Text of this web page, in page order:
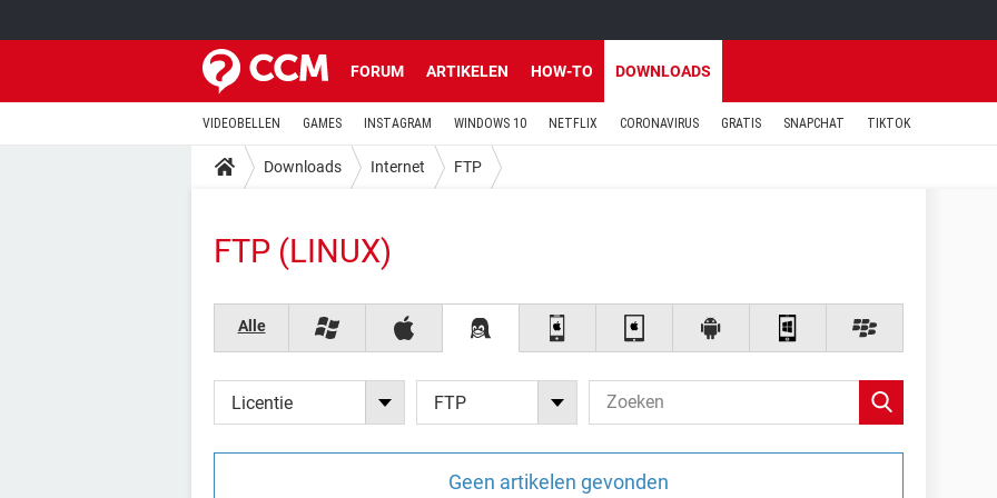
FORUM ARTIKELEN HOW-TO DOWNLOADS
VIDEOBELLEN GAMES INSTAGRAM WINDOWS 10 NETFLIX CORONAVIRUS GRATIS SNAPCHAT TIKTOK
Downloads Internet FTP
FTP (LINUX)
Alle
Licentie FTP
Geen artikelen gevonden